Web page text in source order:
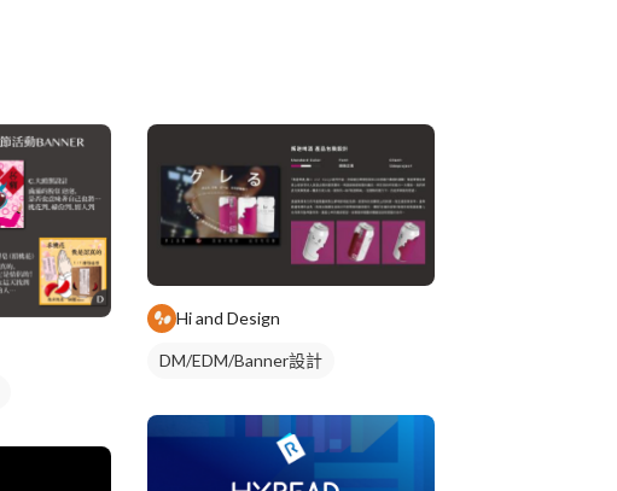
Hi and Design
DM/EDM/Banner設計